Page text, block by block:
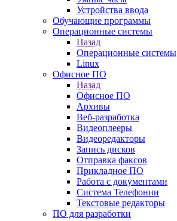
Устройства ввода
Обучающие программы
Операционные системы
Назад
Операционные системы
Linux
Офисное ПО
Назад
Офисное ПО
Архивы
Веб-разработка
Видеоплееры
Видеоредакторы
Запись дисков
Отправка факсов
Прикладное ПО
Работа с документами
Система Телефонии
Текстовые редакторы
ПО для разработки